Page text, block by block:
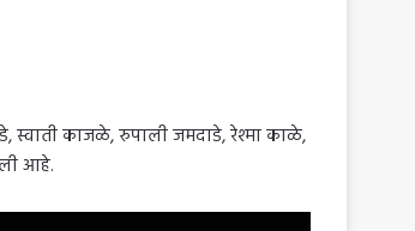
स्वाती काजळे, रुपाली जमदाडे, रेश्मा काळे,
आहे.